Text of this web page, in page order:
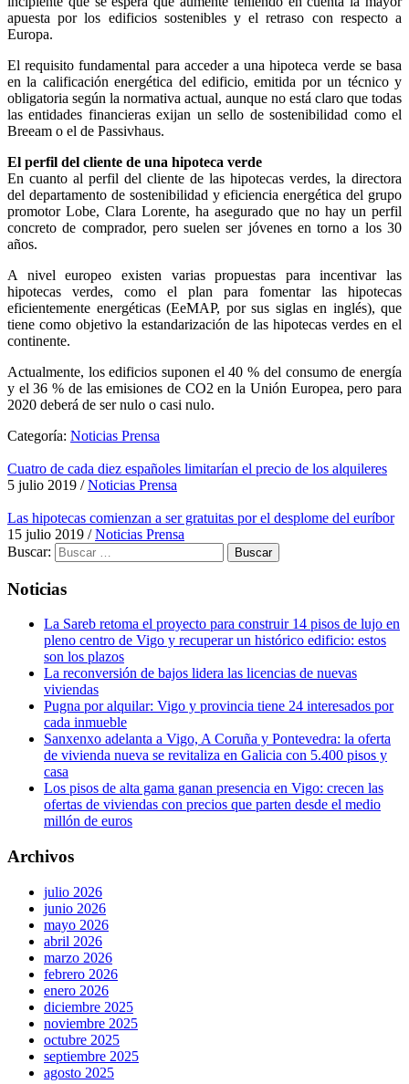
apuesta por los edificios sostenibles y el retraso con respecto a
Europa.
El requisito fundamental para acceder a una hipoteca verde se basa
en la calificación energética del edificio, emitida por un técnico y
obligatoria según la normativa actual, aunque no está claro que todas
las entidades financieras exijan un sello de sostenibilidad como el
Breeam o el de Passivhaus.
El perfil del cliente de una hipoteca verde
En cuanto al perfil del cliente de las hipotecas verdes, la directora
del departamento de sostenibilidad y eficiencia energética del grupo
promotor Lobe, Clara Lorente, ha asegurado que no hay un perfil
concreto de comprador, pero suelen ser jóvenes en torno a los 30
años.
A nivel europeo existen varias propuestas para incentivar las
hipotecas verdes, como el plan para fomentar las hipotecas
eficientemente energéticas (EeMAP, por sus siglas en inglés), que
tiene como objetivo la estandarización de las hipotecas verdes en el
continente.
Actualmente, los edificios suponen el 40 % del consumo de energía
y el 36 % de las emisiones de CO2 en la Unión Europea, pero para
2020 deberá de ser nulo o casi nulo.
Categoría: Noticias Prensa
Cuatro de cada diez españoles limitarían el precio de los alquileres
5 julio 2019 /Noticias Prensa
Las hipotecas comienzan a ser gratuitas por el desplome del euríbor
15 julio 2019 /Noticias Prensa
Buscar:
Noticias
La Sareb retoma el proyecto para construir 14 pisos de lujo en
pleno centro de Vigo y recuperar un histórico edificio: estos
son los plazos
La reconversión de bajos lidera las licencias de nuevas
viviendas
Pugna por alquilar: Vigo y provincia tiene 24 interesados por
cada inmueble
Sanxenxo adelanta a Vigo, A Coruña y Pontevedra: la oferta
de vivienda nueva se revitaliza en Galicia con 5.400 pisos y
casa
Los pisos de alta gama ganan presencia en Vigo: crecen las
ofertas de viviendas con precios que parten desde el medio
millón de euros
Archivos
julio 2026
junio 2026
mayo 2026
abril 2026
marzo 2026
febrero 2026
enero 2026
diciembre 2025
noviembre 2025
octubre 2025
septiembre 2025
agosto 2025